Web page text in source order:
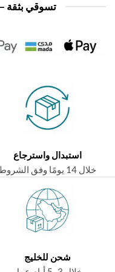
تسوقي بثقة —
استبدال واسترجاع
شحن للخليج